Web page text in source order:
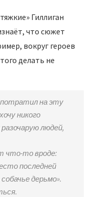
Гиллиган
что сюжет
вокруг героев
делать не
потратил на эту
никого
людей,
что-то вроде:
последней
дерьмо».